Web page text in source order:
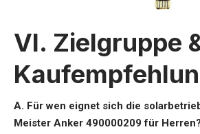
VI. Zielgruppe
A. Für wen eignet sich die
Meister Anker 490000209 für Herren?